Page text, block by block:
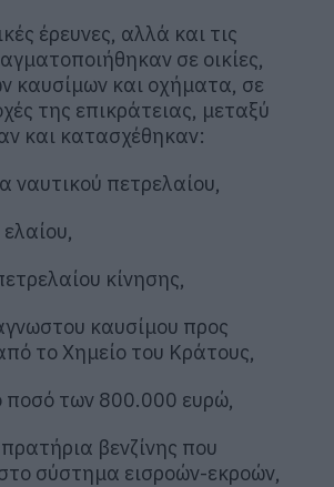
έρευνες, αλλά και τις
σε οικίες,
καυσίμων και οχήματα, σε
της επικράτειας, μεταξύ
και κατασχέθηκαν:
ναυτικού πετρελαίου,
κίνησης,
καυσίμου προς
το Χημείο του Κράτους,
ποσό των 800.000 ευρώ,
βενζίνης που
σύστημα εισροών-εκροών,